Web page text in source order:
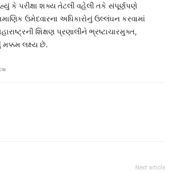
કે પરીક્ષા શક્ય તેટલી વહેલી તકે સંપૂર્ણપણે
ઉમેદવારના અધિકારોનું ઉલ્લંઘન કરવામાં
શિક્ષણ પ્રણાલીને ભ્રષ્ટાચારમુક્ત,
મક્કમ લક્ષ્ય છે.
Next article